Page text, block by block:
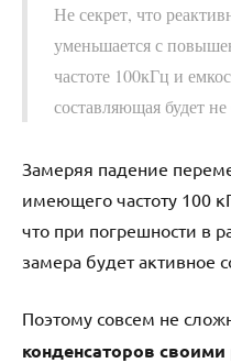
Не секрет, что
уменьшается с
частоте 100кГц и
составляющая будет
Замеряя падение
имеющего частоту 100
что при погрешности в
замера будет активное
Поэтому совсем не
конденсаторов